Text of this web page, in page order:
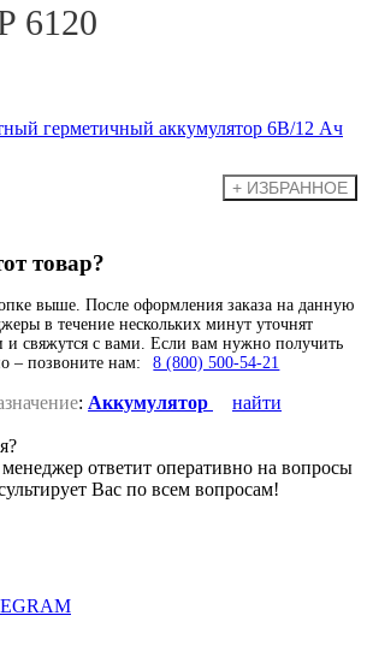
6120
товар?
выше. После оформления заказа на данную
в течение нескольких минут уточнят
и свяжутся с вами. Если вам нужно получить
– позвоните нам:
8 (800) 500-54-21
: Аккумулятор
найти
ответит оперативно на вопросы
Вас по всем вопросам!